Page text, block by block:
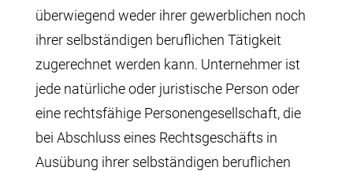
überwiegend weder ihrer gewerblichen noch
ihrer selbständigen beruflichen Tätigkeit
zugerechnet werden kann. Unternehmer ist
jede natürliche oder juristische Person oder
eine rechtsfähige Personengesellschaft, die
bei Abschluss eines Rechtsgeschäfts in
Ausübung ihrer selbständigen beruflichen